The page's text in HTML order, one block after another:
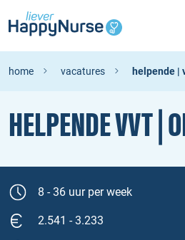
home vacatures helpende |
HELPENDE VVT |
8 - 36 uur per week
2.541 - 3.233